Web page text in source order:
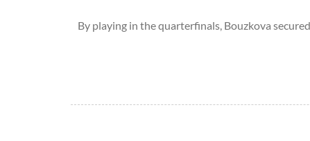
By playing in the quarterfinals, Bouzkova